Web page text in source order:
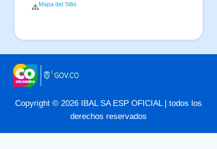
Mapa del Sitio
Copyright © 2026 IBAL SA ESP OFICIAL | todos los
derechos reservados